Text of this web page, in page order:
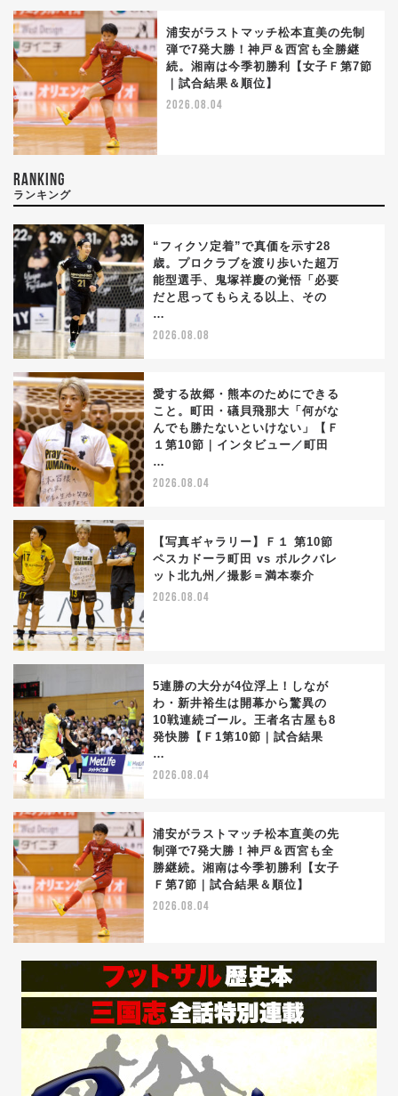
浦安がラストマッチ松本直美の先制
弾で7発大勝！神戸＆西宮も全勝継
続。湘南は今季初勝利【女子Ｆ第7節
｜試合結果＆順位】
2026.08.04
RANKING
ランキング
“フィクソ定着”で真価を示す28
歳。プロクラブを渡り歩いた超万
能型選手、鬼塚祥慶の覚悟「必要
だと思ってもらえる以上、その
…
2026.08.08
愛する故郷・熊本のためにできる
こと。町田・礒貝飛那大「何がな
んでも勝たないといけない」【Ｆ
１第10節｜インタビュー／町田
…
2026.08.04
【写真ギャラリー】Ｆ１ 第10節
ペスカドーラ町田 vs ボルクバレ
ット北九州／撮影＝満本泰介
2026.08.04
5連勝の大分が4位浮上！しなが
わ・新井裕生は開幕から驚異の
10戦連続ゴール。王者名古屋も8
発快勝【Ｆ1第10節｜試合結果
…
2026.08.04
浦安がラストマッチ松本直美の先
制弾で7発大勝！神戸＆西宮も全
勝継続。湘南は今季初勝利【女子
Ｆ第7節｜試合結果＆順位】
2026.08.04